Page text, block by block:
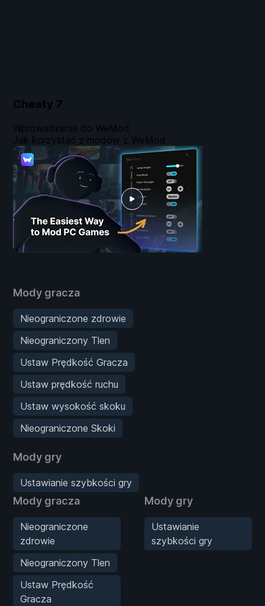
Cheaty 7
Mody gracza
Nieograniczone zdrowie
Nieograniczony Tlen
Ustaw Prędkość Gracza
Ustaw prędkość ruchu
Ustaw wysokość skoku
Nieograniczone Skoki
Mody gry
Ustawianie szybkości gry
Mody gracza
Nieograniczone
zdrowie
Nieograniczony Tlen
Ustaw Prędkość
Gracza
Mody gry
Ustawianie
szybkości gry
Wprowadzenie do WeMod
Jak korzystać z modów z WeMod